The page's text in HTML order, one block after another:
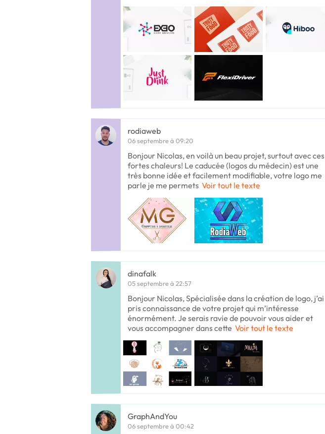
rodiaweb
06 septembre à 09:20
Bonjour Nicolas, en voilà un beau projet, surtout avec ces
fortes chaleurs! Le caducée (logos du médecin) est une
très bonne idée et facilement modifiable, votre logo me
parle je me permets Voir tout le texte
dinafalk
05 septembre à 22:57
Bonjour Nicolas, Spécialisée dans la création de logo, j’ai
pris connaissance de votre projet qui m’intéresse
énormément. Je serais ravie de pouvoir vous aider et
vous accompagner dans cette Voir tout le texte
GraphAndYou
06 septembre à 00:42